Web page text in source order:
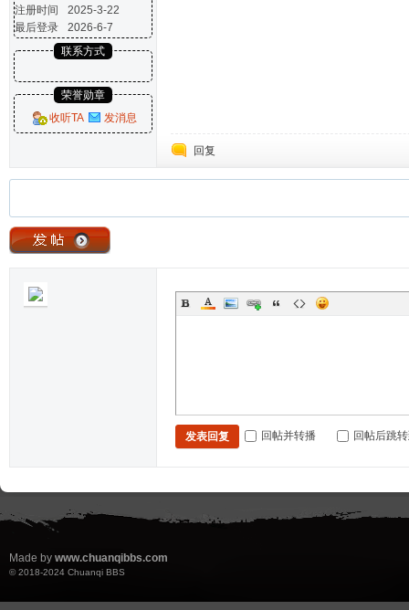
注册时间
2025-3-22
最后登录
2026-6-7
联系方式
荣誉勋章
收听TA
发消息
回复
发表回复 回帖并转播 回帖后跳
Made by www.chuanqibbs.com
© 2018-2024 Chuanqi BBS